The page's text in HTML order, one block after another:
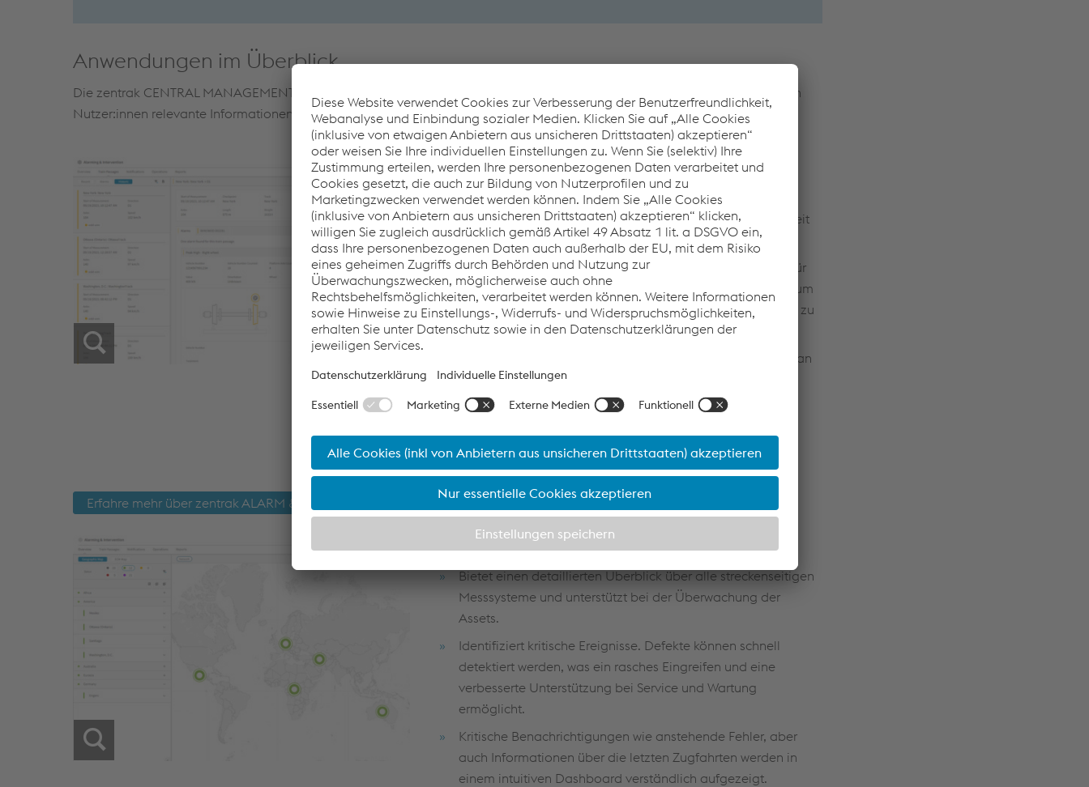
Anwendungen im Überblick
Die zentrak CENTRAL MANAGEMENT SOFTWARE kann mit folgenden Anwendungen ausgestattet werden, die den einzelnen
Nutzer:innen relevante Informationen zur Verfügung stellen:
zentrak ALARMING & INTERVENTION
Eine Überwachungslösung zugeschnitten auf die
Anforderungen von Fahrdienstleiter:innen, die die Sicherheit
und Verfügbarkeit im Schienenverkehr erhöht.
Informationen von streckenseitigen Monitoringsystemen für
rollendes Material werden nahezu in Echtzeit dargestellt, um
gefährliche Situationen zu erkennen und darauf reagieren zu
können.
Die konfigurierbare Benutzeroberfläche lässt sich flexibel an
individuelle Kundenanforderungen anpassen.
Rollen und Zuständigkeiten können für einzelne
Bearbeitung von Vorfällen zu gewährleisten.
Erfahre mehr über zentrak ALARM & INTERVENTION
zentrak SYSTEM SUPERVISION
Bietet einen detaillierten Überblick über alle streckenseitigen
Messsysteme und unterstützt bei der Überwachung der
Assets.
Identifiziert kritische Ereignisse. Defekte können schnell
detektiert werden, was ein rasches Eingreifen und eine
verbesserte Unterstützung bei Service und Wartung
ermöglicht.
Kritische Benachrichtigungen wie anstehende Fehler, aber
auch Informationen über die letzten Zugfahrten werden in
einem intuitiven Dashboard verständlich aufgezeigt.